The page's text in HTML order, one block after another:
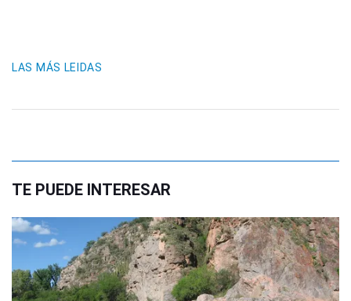
LAS MÁS LEIDAS
TE PUEDE INTERESAR